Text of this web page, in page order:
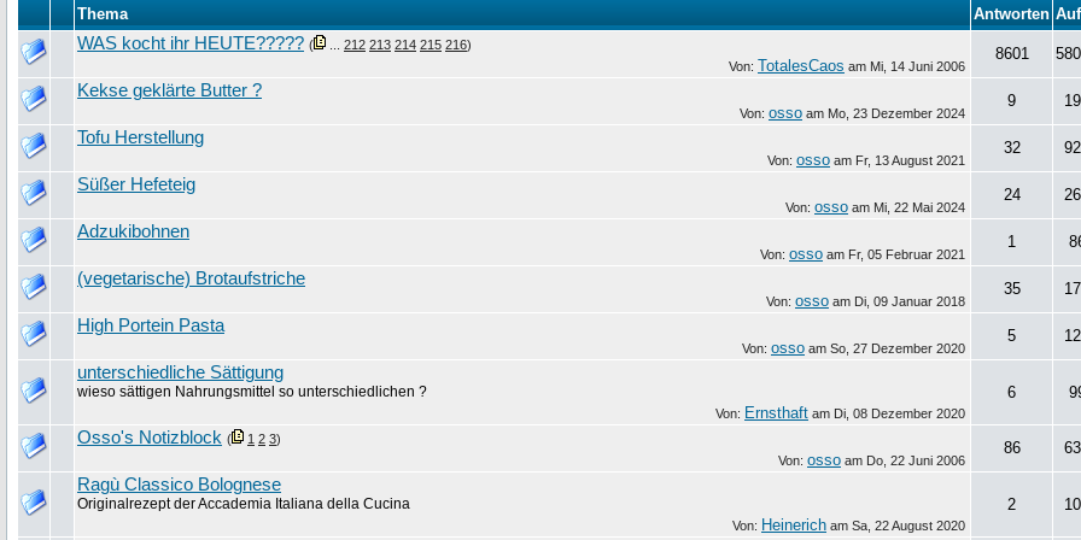
Thema Antworten
WAS kocht ihr HEUTE????? ( 212 213 214 215 216)
Von: TotalesCaos am Mi, 14 Juni 2006
8601
Kekse geklärte Butter ?
Von: osso am Mo, 23 Dezember 2024
9
Tofu Herstellung
Von: osso am Fr, 13 August 2021
32
Süßer Hefeteig
Von: osso am Mi, 22 Mai 2024
24
Adzukibohnen
Von: osso am Fr, 05 Februar 2021
1
(vegetarische) Brotaufstriche
Von: osso am Di, 09 Januar 2018
35
High Portein Pasta
Von: osso am So, 27 Dezember 2020
5
unterschiedliche Sättigung
wieso sättigen Nahrungsmittel so unterschiedlichen ?
Von: Ernsthaft am Di, 08 Dezember 2020
6
Osso's Notizblock ( 1 2 3)
Von: osso am Do, 22 Juni 2006
86
Ragù Classico Bolognese
Originalrezept der Accademia Italiana della Cucina
Von: Heinerich am Sa, 22 August 2020
2